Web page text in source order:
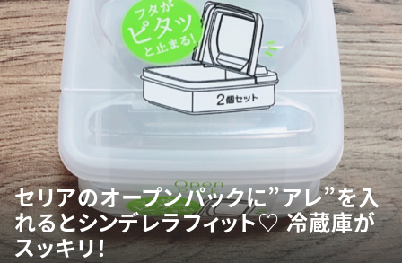
セリアのオープンパックに”アレ”を入
れるとシンデレラフィット♡ 冷蔵庫が
スッキリ！